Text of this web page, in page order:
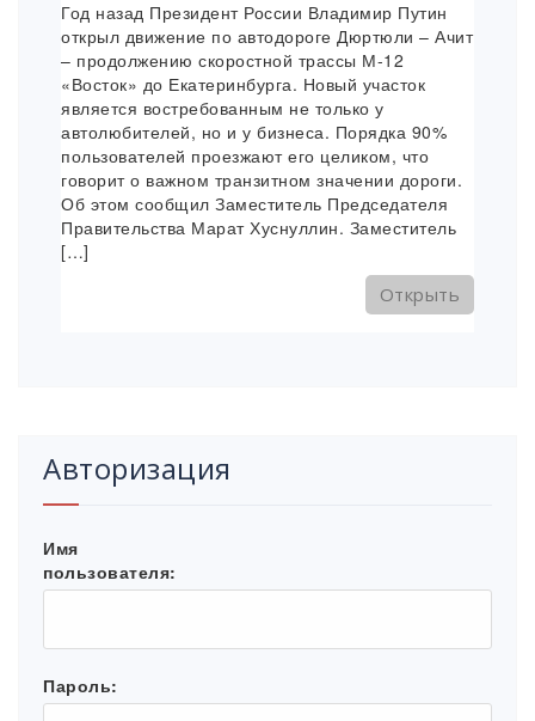
Год назад Президент России Владимир Путин
открыл движение по автодороге Дюртюли – Ачит
– продолжению скоростной трассы М-12
«Восток» до Екатеринбурга. Новый участок
является востребованным не только у
автолюбителей, но и у бизнеса. Порядка 90%
пользователей проезжают его целиком, что
говорит о важном транзитном значении дороги.
Об этом сообщил Заместитель Председателя
Правительства Марат Хуснуллин. Заместитель
[…]
Открыть
Авторизация
Имя
пользователя:
Пароль: